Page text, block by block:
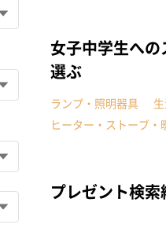
女子中学生へ
選ぶ
ランプ・照明器具
ヒーター・ストーブ・
プレゼント検索